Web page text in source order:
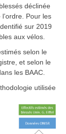
déclinée
Pour les
sur 2019
aux vélos.
selon le
et selon le
les BAAC.
utilisée